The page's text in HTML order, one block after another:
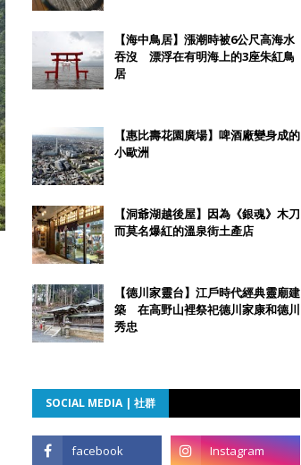
【海中鳥居】漲潮時被6公尺高海水
吞沒 漂浮在有明海上的3座朱紅鳥
居
【惠比壽花園廣場】啤酒廠變身成的
小歐洲
【洞爺湖越後屋】因為《銀魂》木刀
而莫名爆紅的溫泉街土產店
【德川家靈台】江戶時代經典靈廟建
築 在高野山裡祭祀德川家康和德川
秀忠
SOCIAL MEDIA | 社群